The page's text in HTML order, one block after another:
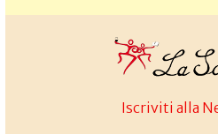
Iscriviti alla